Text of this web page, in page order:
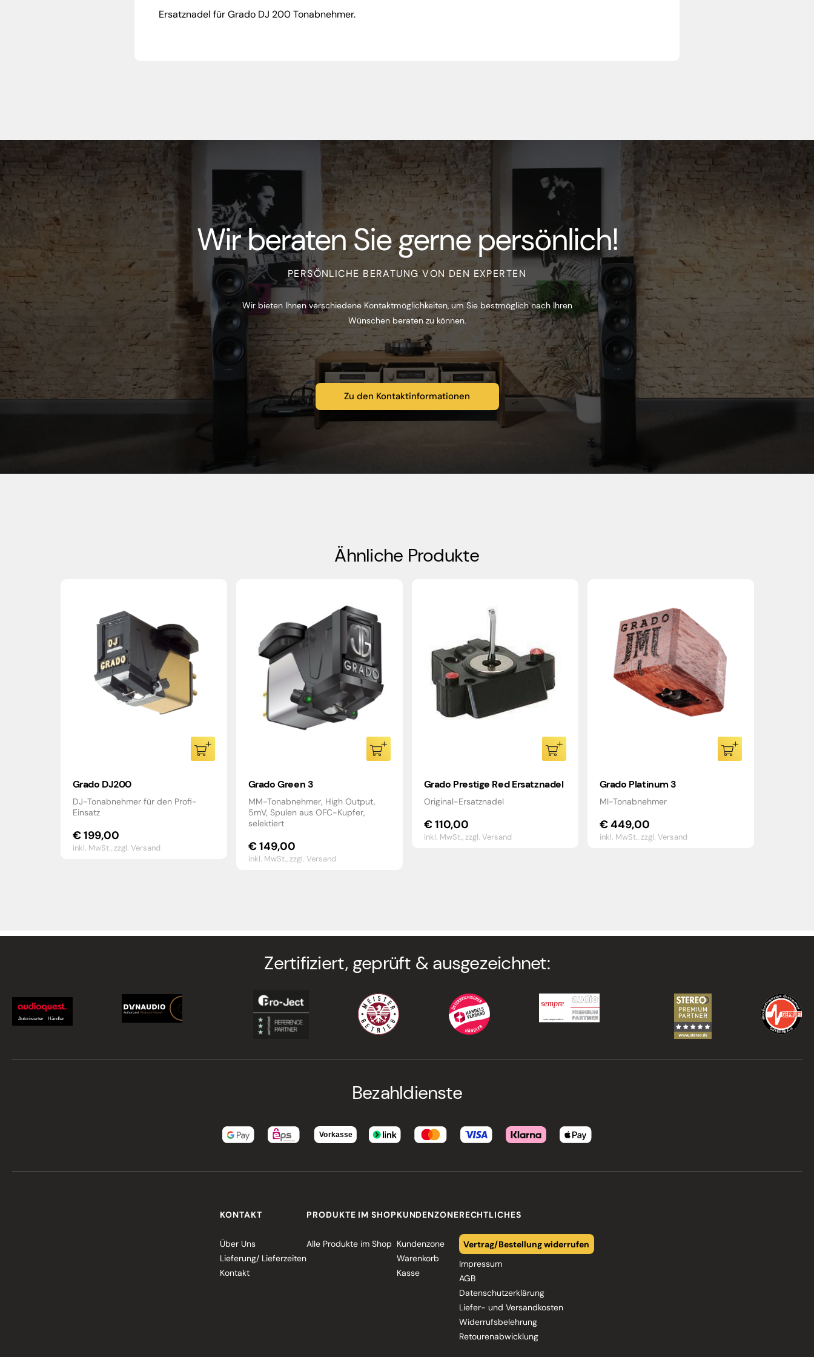
Ersatznadel für Grado DJ 200 Tonabnehmer.
Wir beraten Sie gerne persönlich!
PERSÖNLICHE BERATUNG VON DEN EXPERTEN
Wir bieten Ihnen verschiedene Kontaktmöglichkeiten, um Sie bestmöglich nach Ihren
Wünschen beraten zu können.
Zu den Kontaktinformationen
Ähnliche Produkte
Grado DJ200
DJ-Tonabnehmer für den Profi-
Einsatz
€199,00
inkl. MwSt.,zzgl. Versand
Grado Green 3
MM-Tonabnehmer, High Output,
5mV, Spulen aus OFC-Kupfer,
selektiert
€149,00
inkl. MwSt.,zzgl. Versand
Grado Prestige Red Ersatznadel
Original-Ersatznadel
€110,00
inkl. MwSt.,zzgl. Versand
Grado Platinum 3
MI-Tonabnehmer
€449,00
inkl. MwSt.,zzgl. Versand
Zertifiziert, geprüft & ausgezeichnet:
Bezahldienste
KONTAKT
Über Uns
Lieferung/ Lieferzeiten
Kontakt
PRODUKTE IM SHOP
Alle Produkte im Shop
KUNDENZONE
Kundenzone
Warenkorb
Kasse
RECHTLICHES
Vertrag/Bestellung widerrufen
Impressum
AGB
Datenschutzerklärung
Liefer- und Versandkosten
Widerrufsbelehrung
Retourenabwicklung